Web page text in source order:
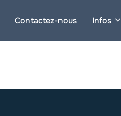
Contactez-nous Infos